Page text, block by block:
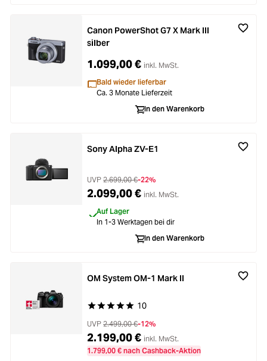
Canon PowerShot G7 X Mark III
silber
1.099,00 € inkl. MwSt.
Bald wieder lieferbar
Ca. 3 Monate Lieferzeit
In den Warenkorb
Sony Alpha ZV-E1
UVP 2.699,00 €-22%
2.099,00 € inkl. MwSt.
Auf Lager
In 1-3 Werktagen bei dir
In den Warenkorb
Durchschnittliche Bewertung von 5 von 5
10
OM System OM-1 Mark II
UVP 2.499,00 €-12%
2.199,00 € inkl. MwSt.
1.799,00 € nach Cashback-Aktion